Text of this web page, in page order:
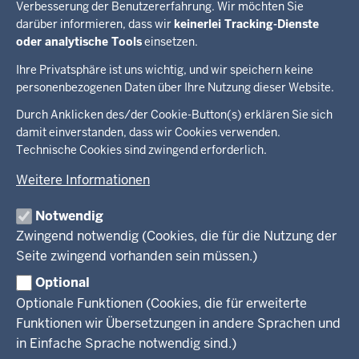
Verbesserung der Benutzererfahrung. Wir möchten Sie
darüber informieren, dass wirkeinerlei Tracking-Dienste
oder analytische Toolseinsetzen.
Ihre Privatsphäre ist uns wichtig, und wir speichern keine
personenbezogenen Daten über Ihre Nutzung dieser Website.
Durch Anklicken des/der Cookie-Button(s) erklären Sie sich
damit einverstanden, dass wir Cookies verwenden.
Technische Cookies sind zwingend erforderlich.
Weitere Informationen
Notwendig
Zwingend notwendig (Cookies, die für die Nutzung der
Seite zwingend vorhanden sein müssen.)
Optional
Optionale Funktionen (Cookies, die für erweiterte
Funktionen wir Übersetzungen in andere Sprachen und
in Einfache Sprache notwendig sind.)
Beijournalistischen Nachfragenwenden Sie sich bitte an die
Pressestelle, Telefon 0211 837-2503, E-Mail:
presse[at]mkjfgfi.nrw.de(presse[at]mkjfgfi[dot]nrw[dot]de)
Inhalte
Im Überblick
Inhalt
in
der
Fußzeile
Menü
Ministerium
Kinder
Jugend
Familie
LSBTIQ*
Gleichstellung
Presse
Pressemitteilungen
Pressekontakt
Fotos
RSS-Feeds
Broschürenservice
Bibliothek
Newsletter
#WTFuture